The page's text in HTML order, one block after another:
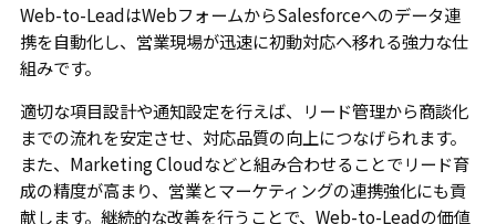
Web-to-LeadはWebフォームからSalesforceへのデータ連
携を自動化し、営業現場が迅速に初動対応へ移れる強力な仕
組みです。
適切な項目設計や通知設定を行えば、リード管理から商談化
までの流れを安定させ、対応品質の向上につなげられます。
また、Marketing Cloudなどと組み合わせることでリード育
成の精度が高まり、営業とマーケティングの連携強化にも貢
献します。継続的な改善を行うことで、Web-to-Leadの価値